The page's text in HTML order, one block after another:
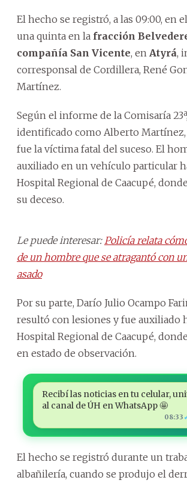
El hecho se registró, a las 09:00, en
una quinta en la fracción
compañía San Vicente, en Atyrá,
corresponsal de Cordillera, René
Martínez.
Según el informe de la Comisaría
identificado como Alberto Martínez,
fue la víctima fatal del suceso. El
auxiliado en un vehículo particular
Hospital Regional de Caacupé,
su deceso.
Le puede interesar: Policía relata
de un hombre que se atragantó con
asado
Por su parte, Darío Julio Ocampo
resultó con lesiones y fue auxiliado
Hospital Regional de Caacupé,
en estado de observación.
Recibí las noticias en tu celular,
al canal de ÚH en WhatsApp 🤩
08:33
El hecho se registró durante un
albañilería, cuando se produjo el